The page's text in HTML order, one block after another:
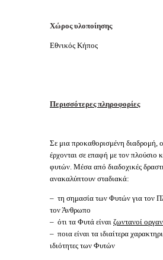
Χώρος υλοποίησης
Εθνικός Κήπος
Περισσότερες πληροφορίες
Σε μια προκαθορισμένη διαδρομή,
έρχονται σε επαφή με τον πλούσιο
φυτών. Μέσα από διαδοχικές
ανακαλύπτουν σταδιακά:
– τη σημασία των Φυτών για τον
τον Άνθρωπο
– ότι τα Φυτά είναι ζωντανοί
– ποια είναι τα ιδιαίτερα
ιδιότητες των Φυτών